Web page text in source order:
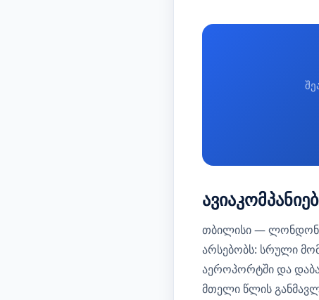
თბილისი —
არსებობს: სრული
აეროპორტში და
მთელი წლის